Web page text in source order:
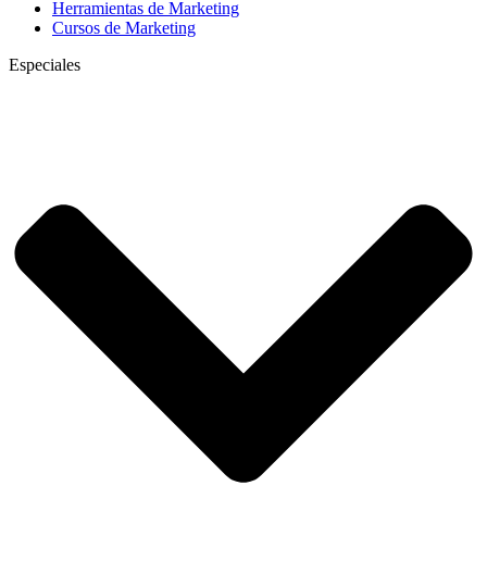
Herramientas de Marketing
Cursos de Marketing
Especiales